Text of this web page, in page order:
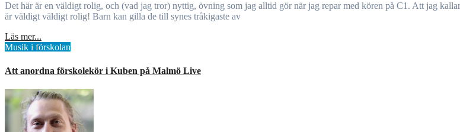
Det här är en väldigt rolig, och (vad jag tror) nyttig, övning som jag alltid gör när jag repar med kören på C1. Att jag kallar den rolig bygger ganska mycket på att barnen jag gör den med ofta verkar tycka att den
är väldigt väldigt rolig! Barn kan gilla de till synes tråkigaste av
Läs mer...
Musik i förskolan
Att anordna förskolekör i Kuben på Malmö Live